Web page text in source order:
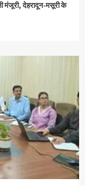
मंजूरी, देहरादून-मसूरी के